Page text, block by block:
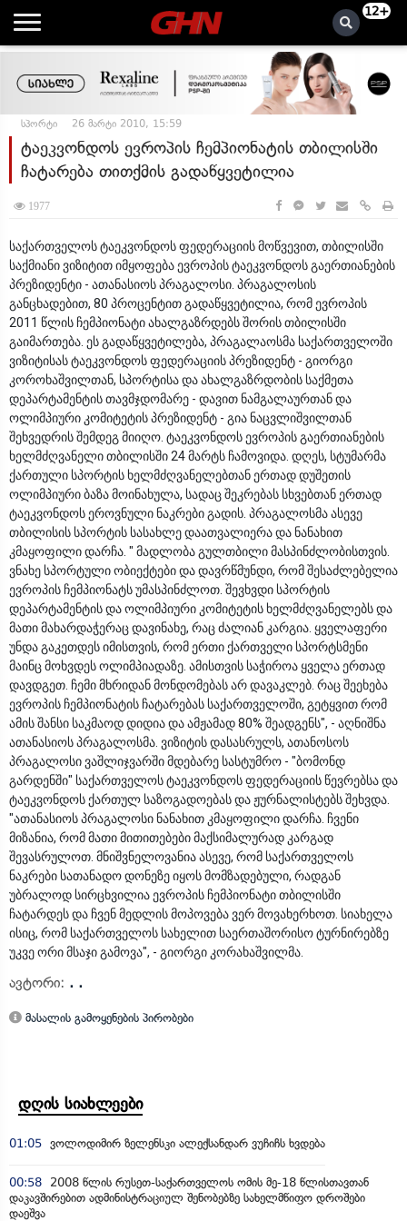
12+
სპორტი 26 მარტი 2010, 15:59
ტაეკვონდოს ევროპის ჩემპიონატის თბილისში
ჩატარება თითქმის გადაწყვეტილია
1977
საქართველოს ტაეკვონდოს ფედერაციის მოწვევით, თბილისში
საქმიანი ვიზიტით იმყოფება ევროპის ტაეკვონდოს გაერთიანების
პრეზიდენტი - ათანასიოს პრაგალოსი. პრაგალოსის
განცხადებით, 80 პროცენტით გადაწყვეტილია, რომ ევროპის
2011 წლის ჩემპიონატი ახალგაზრდებს შორის თბილისში
გაიმართება. ეს გადაწყვეტილება, პრაგალაოსმა საქართველოში
ვიზიტისას ტაეკვონდოს ფედერაციის პრეზიდენტ - გიორგი
კოროხაშვილთან, სპორტისა და ახალგაზრდობის საქმეთა
დეპარტამენტის თავმჯდომარე - დავით ნამგალაურთან და
ოლიმპიური კომიტეტის პრეზიდენტ - გია ნაცვლიშვილთან
შეხვედრის შემდეგ მიიღო. ტაეკვონდოს ევროპის გაერთიანების
ხელმძღვანელი თბილისში 24 მარტს ჩამოვიდა. დღეს, სტუმარმა
ქართული სპორტის ხელმძღვანელებთან ერთად დუშეთის
ოლიმპიური ბაზა მოინახულა, სადაც შეკრებას სხვებთან ერთად
ტაეკვონდოს ეროვნული ნაკრები გადის. პრაგალოსმა ასევე
თბილისის სპორტის სასახლე დაათვალიერა და ნანახით
კმაყოფილი დარჩა. " მადლობა გულთბილი მასპინძლობისთვის.
ვნახე სპორტული ობიექტები და დავრწმუნდი, რომ შესაძლებელია
ევროპის ჩემპიონატს უმასპინძლოთ. შევხვდი სპორტის
დეპარტამენტის და ოლიმპიური კომიტეტის ხელმძღვანელებს და
მათი მახარდაჭერაც დავინახე, რაც ძალიან კარგია. ყველაფერი
უნდა გაკეთდეს იმისთვის, რომ ერთი ქართველი სპორტსმენი
მაინც მოხვდეს ოლიმპიადაზე. ამისთვის საჭიროა ყველა ერთად
დავდგეთ. ჩემი მხრიდან მონდომებას არ დავაკლებ. რაც შეეხება
ევროპის ჩემპიონატის ჩატარებას საქართველოში, გეტყვით რომ
ამის შანსი საკმაოდ დიდია და ამჟამად 80% შეადგენს", - აღნიშნა
ათანასიოს პრაგალოსმა. ვიზიტის დასასრულს, ათანოსოს
პრაგალოსი ვაშლიჯვარში მდებარე სასტუმრო - "ბომონდ
გარდენში" საქართველოს ტაეკვონდოს ფედერაციის წევრებსა და
ტაეკვონდოს ქართულ საზოგადოებას და ჟურნალისტებს შეხვდა.
"ათანასიოს პრაგალოსი ნანახით კმაყოფილი დარჩა. ჩვენი
მიზანია, რომ მათი მითითებები მაქსიმალურად კარგად
შევასრულოთ. მნიშვნელოვანია ასევე, რომ საქართველოს
ნაკრები სათანადო დონეზე იყოს მომზადებული, რადგან
უბრალოდ სირცხვილია ევროპის ჩემპიონატი თბილისში
ჩატარდეს და ჩვენ მედლის მოპოვება ვერ მოვახერხოთ. სიახელა
ისიც, რომ საქართველოს სახელით საერთაშორისო ტურნირებზე
უკვე ორი მსაჯი გამოვა", - გიორგი კორახაშვილმა.
ავტორი: . .
მასალის გამოყენების პირობები
დღის სიახლეები
01:05 ვოლოდიმირ ზელენსკი ალექსანდარ ვუჩიჩს ხვდება
00:58
2008 წლის რუსეთ-საქართველოს ომის მე-18 წლისთავთან
დაკავშირებით ადმინისტრაციულ შენობებზე სახელმწიფო დროშები
დაეშვა